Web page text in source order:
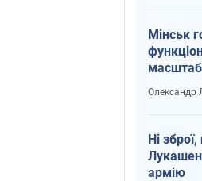
Мінськ
Олександр
Ні
армію